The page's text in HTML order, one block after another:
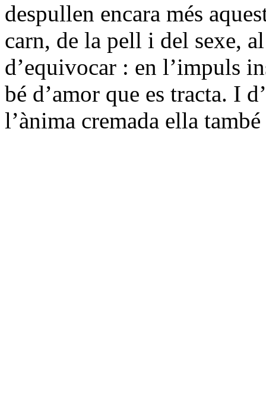
despullen encara més
carn, de la pell i del sexe,
d’equivocar : en l’impuls
bé d’amor que es tracta. I
l’ànima cremada ella també